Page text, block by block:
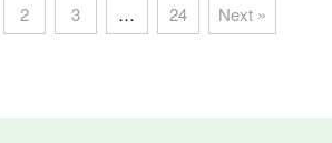
2 3 … 24 Next »